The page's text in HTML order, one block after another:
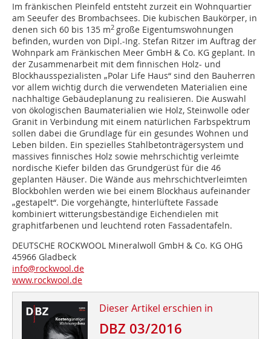
Im fränkischen Pleinfeld entsteht zurzeit ein Wohnquartier
am Seeufer des Brombachsees. Die kubischen Baukörper, in
denen sich 60 bis 135 m2 große Eigentumswohnungen
befinden, wurden von Dipl.-Ing. Stefan Ritzer im Auftrag der
Wohnpark am Fränkischen Meer GmbH & Co. KG geplant. In
der Zusammenarbeit mit dem finnischen Holz- und
Blockhausspezialisten „Polar Life Haus“ sind den Bauherren
vor allem wichtig durch die verwendeten Materialien eine
nachhaltige Gebäudeplanung zu realisieren. Die Auswahl
von ökologischen Baumaterialien wie Holz, Steinwolle oder
Granit in Verbindung mit einem natürlichen Farbspektrum
sollen dabei die Grundlage für ein gesundes Wohnen und
Leben bilden. Ein spezielles Stahlbetonträgersystem und
massives finnisches Holz sowie mehrschichtig verleimte
nordische Kiefer bilden das Grundgerüst für die 46
geplanten Häuser. Die Wände aus mehrschichtverleimten
Blockbohlen werden wie bei einem Blockhaus aufeinander
„gestapelt“. Die vorgehängte, hinterlüftete Fassade
kombiniert witterungsbeständige Eichendielen mit
graphitfarbenen und leuchtend roten Fassadentafeln.
DEUTSCHE ROCKWOOL Mineralwoll GmbH & Co. KG OHG
45966 Gladbeck
info@rockwool.de
www.rockwool.de
Dieser Artikel erschien in
DBZ 03/2016